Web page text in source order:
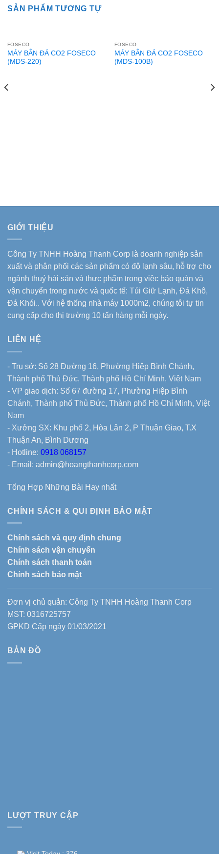
SẢN PHẨM TƯƠNG TỰ
FOSECO
MÁY BẮN ĐÁ CO2 FOSECO
(MDS-220)
FOSECO
MÁY BẮN ĐÁ CO2 FOSECO
(MDS-100B)
GIỚI THIỆU
Công Ty TNHH Hoàng Thanh Corp là doanh nghiệp sản
xuất và phân phối các sản phẩm có độ lạnh sâu, hỗ trợ cho
ngành thuỷ hải sản và thực phẩm trong việc bảo quản và
vận chuyển trong nước và quốc tế: Túi Giữ Lạnh, Đá Khô,
Đá Khói.. Với hệ thống nhà máy 1000m2, chúng tôi tự tin
cung cấp cho thị trường 10 tấn hàng mỗi ngày.
LIÊN HỆ
- Trụ sở: Số 28 Đường 16, Phường Hiệp Bình Chánh,
Thành phố Thủ Đức, Thành phố Hồ Chí Minh, Việt Nam
- VP giao dịch: Số 67 đường 17, Phường Hiệp Bình
Chánh, Thành phố Thủ Đức, Thành phố Hồ Chí Minh, Việt
Nam
- Xưởng SX: Khu phố 2, Hòa Lân 2, P Thuận Giao, T.X
Thuận An, Bình Dương
- Hotline: 0918 068157
- Email: admin@hoangthanhcorp.com
Tổng Hợp Những Bài Hay nhất
CHÍNH SÁCH & QUI ĐỊNH BẢO MẬT
Chính sách và quy định chung
Chính sách vận chuyển
Chính sách thanh toán
Chính sách bảo mật
Đơn vị chủ quản: Công Ty TNHH Hoàng Thanh Corp
MST: 0316725757
GPKD Cấp ngày 01/03/2021
BẢN ĐỒ
LƯỢT TRUY CẬP